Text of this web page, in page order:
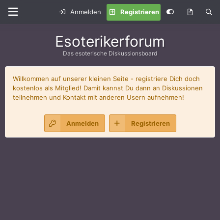
Anmelden Registrieren
Esoterikerforum
Das esoterische Diskussionsboard
Willkommen auf unserer kleinen Seite - registriere Dich doch
kostenlos als Mitglied! Damit kannst Du dann an Diskussionen
teilnehmen und Kontakt mit anderen Usern aufnehmen!
Anmelden Registrieren